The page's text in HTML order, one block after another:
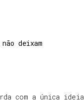
deixam
com a única ideia